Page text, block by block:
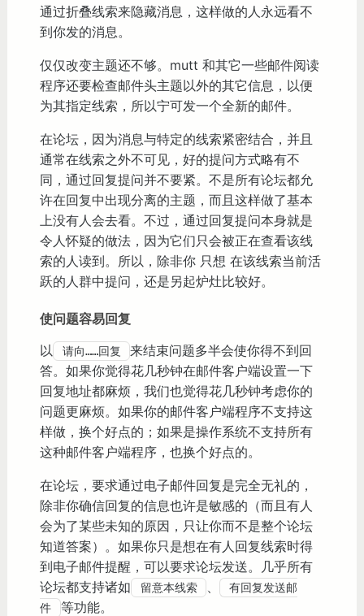
通过折叠线索来隐藏消息，这样做的人永远看不
到你发的消息。
仅仅改变主题还不够。mutt 和其它一些邮件阅读
程序还要检查邮件头主题以外的其它信息，以便
为其指定线索，所以宁可发一个全新的邮件。
在论坛，因为消息与特定的线索紧密结合，并且
通常在线索之外不可见，好的提问方式略有不
同，通过回复提问并不要紧。不是所有论坛都允
许在回复中出现分离的主题，而且这样做了基本
上没有人会去看。不过，通过回复提问本身就是
令人怀疑的做法，因为它们只会被正在查看该线
索的人读到。所以，除非你 只想 在该线索当前活
跃的人群中提问，还是另起炉灶比较好。
使问题容易回复
以 请向……回复
来结束问题多半会使你得不到回
答。如果你觉得花几秒钟在邮件客户端设置一下
回复地址都麻烦，我们也觉得花几秒钟考虑你的
问题更麻烦。如果你的邮件客户端程序不支持这
样做，换个好点的；如果是操作系统不支持所有
这种邮件客户端程序，也换个好点的。
在论坛，要求通过电子邮件回复是完全无礼的，
除非你确信回复的信息也许是敏感的（而且有人
会为了某些未知的原因，只让你而不是整个论坛
知道答案）。如果你只是想在有人回复线索时得
到电子邮件提醒，可以要求论坛发送。几乎所有
论坛都支持诸如
留意本线索 、
有回复发送邮
件
等功能。